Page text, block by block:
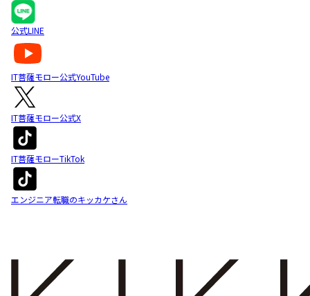
公式LINE
IT菩薩モロー公式YouTube
IT菩薩モロー公式X
IT菩薩モローTikTok
エンジニア転職のキッカケさん